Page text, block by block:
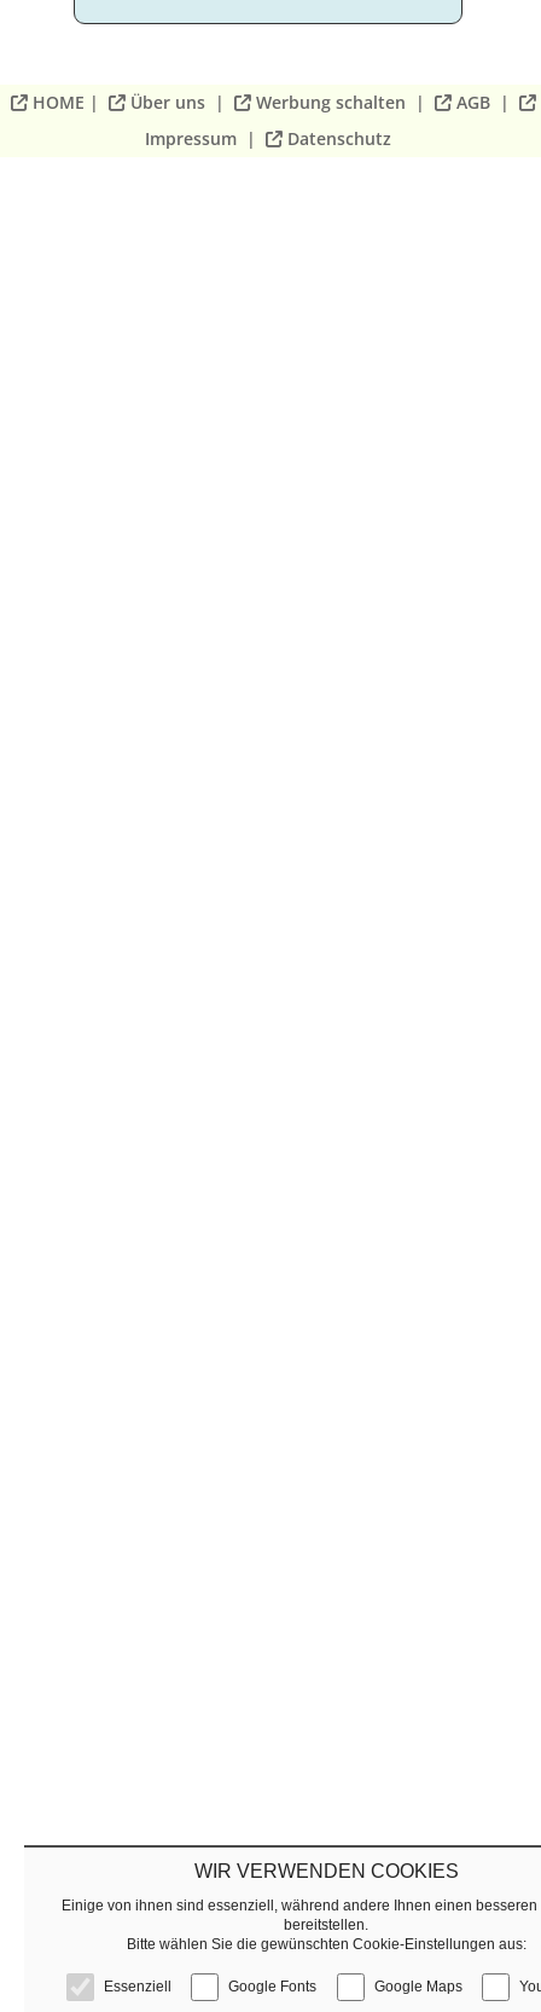
HOME | Über uns | Werbung schalten | AGB |
Impressum | Datenschutz
WIR VERWENDEN COOKIES
Einige von ihnen sind essenziell, während andere Ihnen einen besseren
bereitstellen.
Bitte wählen Sie die gewünschten Cookie-Einstellungen aus:
Essenziell Google Fonts Google Maps